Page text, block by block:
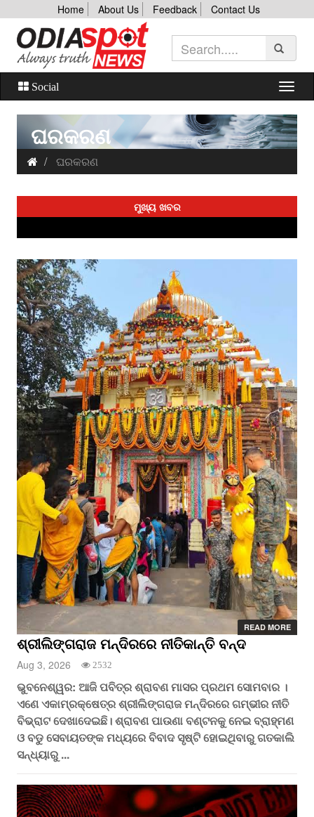
Home About Us Feedback Contact Us
Social
ଘରକରଣ
ଘରକରଣ
ମୁଖ୍ୟ ଖବର
READ MORE
ଶ୍ରୀଲିଙ୍ଗରାଜ ମନ୍ଦିରରେ ନୀତିକାନ୍ତି ବନ୍ଦ
Aug 3, 2026 2532
ଭୁବନେଶ୍ୱର: ଆଜି ପବିତ୍ର ଶ୍ରାବଣ ମାସର ପ୍ରଥମ ସୋମବାର ।
ଏଣେ ଏକାମ୍ରକ୍ଷେତ୍ର ଶ୍ରୀଲିଙ୍ଗରାଜ ମନ୍ଦିରରେ ଗମ୍ଭୀର ନୀତି
ବିଭ୍ରାଟ ଦେଖାଦେଇଛି। ଶ୍ରାବଣ ପାଉଣା ବଣ୍ଟନକୁ ନେଇ ବ୍ରାହ୍ମଣ
ଓ ବଡୁ ସେବାୟତଙ୍କ ମଧ୍ୟରେ ବିବାଦ ସୃଷ୍ଟି ହୋଇଥିବାରୁ ଗତକାଲି
ସନ୍ଧ୍ୟାରୁ ...